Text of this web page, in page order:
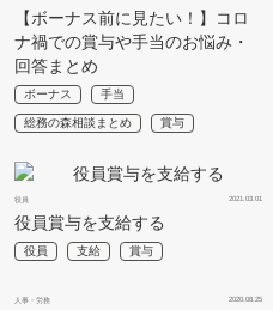
【ボーナス前に見たい！】コロ
ナ禍での賞与や手当のお悩み・
回答まとめ
ボーナス 手当
総務の森相談まとめ 賞与
役員 2021.03.01
役員賞与を支給する
役員 支給 賞与
人事・労務 2020.08.25